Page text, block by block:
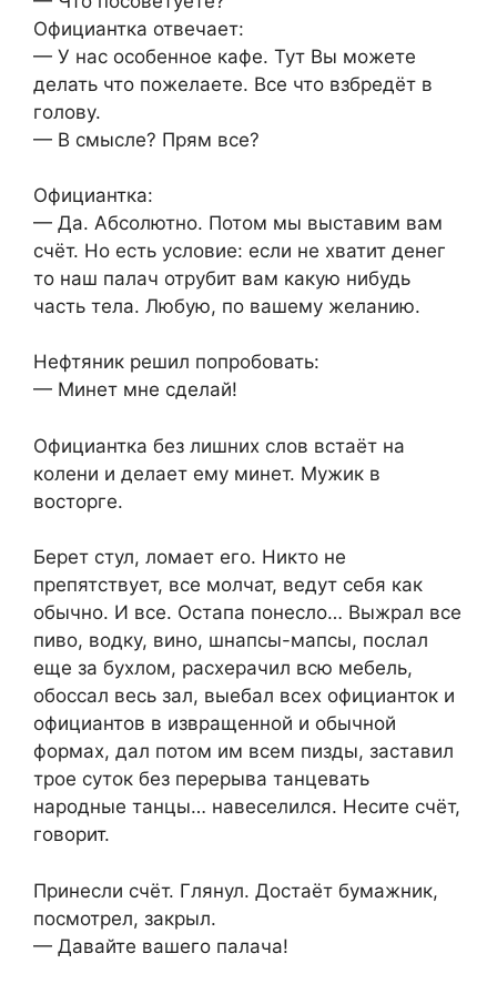
Официантка отвечает:
— У нас особенное кафе. Тут Вы можете
делать что пожелаете. Все что взбредёт в
голову.
— В смысле? Прям все?
Официантка:
— Да. Абсолютно. Потом мы выставим вам
счёт. Но есть условие: если не хватит денег
то наш палач отрубит вам какую нибудь
часть тела. Любую, по вашему желанию.
Нефтяник решил попробовать:
— Минет мне сделай!
Официантка без лишних слов встаёт на
колени и делает ему минет. Мужик в
восторге.
Берет стул, ломает его. Никто не
препятствует, все молчат, ведут себя как
обычно. И все. Остапа понесло… Выжрал все
пиво, водку, вино, шнапсы-мапсы, послал
еще за бухлом, расхерачил всю мебель,
обоссал весь зал, выебал всех официанток и
официантов в извращенной и обычной
формах, дал потом им всем пизды, заставил
трое суток без перерыва танцевать
народные танцы… навеселился. Несите счёт,
говорит.
Принесли счёт. Глянул. Достаёт бумажник,
посмотрел, закрыл.
— Давайте вашего палача!